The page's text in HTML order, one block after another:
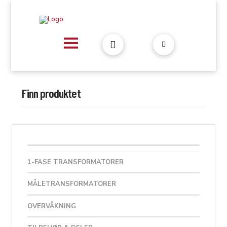
Finn produktet
1-FASE TRANSFORMATORER
MÅLETRANSFORMATORER
OVERVÅKNING